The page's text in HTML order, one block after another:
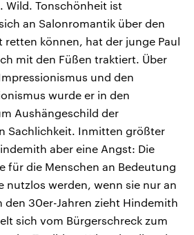
Wild. Tonschönheit ist
an Salonromantik über den
retten können, hat der junge Paul
mit den Füßen traktiert. Über
und den
wurde er in den
Aushängeschild der
Sachlichkeit. Inmitten größter
aber eine Angst: Die
für die Menschen an Bedeutung
nutzlos werden, wenn sie nur an
den 30er-Jahren zieht Hindemith
sich vom Bürgerschreck zum